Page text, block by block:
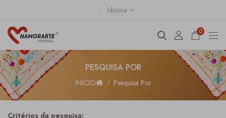
Idioma
0
PESQUISA POR
INÍCIO Pesquisa Por
Critérios da pesquisa: